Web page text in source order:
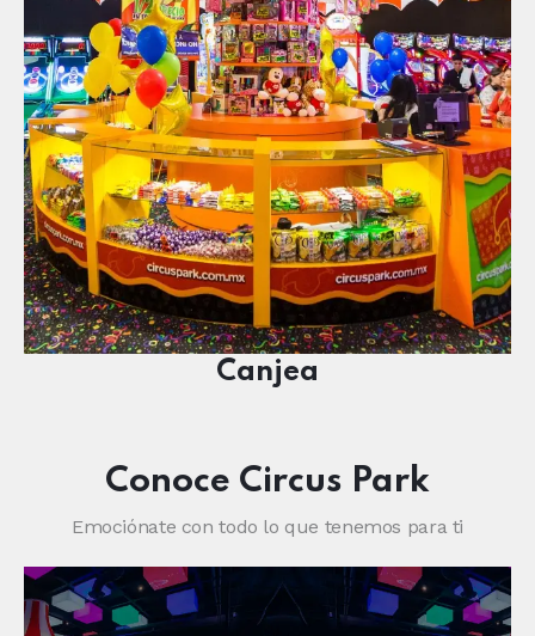
Canjea
Conoce Circus Park
Emociónate con todo lo que tenemos para ti